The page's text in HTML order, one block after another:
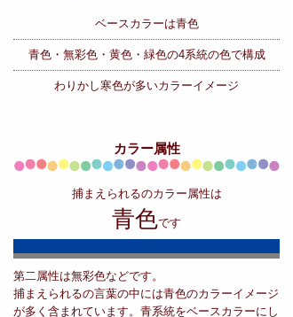
ベースカラーは青色
青色・無彩色・黄色・緑色の4系統の色で構成
わりかし寒色が多いカラーイメージ
カラー属性
捕まえられるのカラー属性は
青色です
第二属性は無彩色などです。
捕まえられるの言葉の中には青色のカラーイメージ
が多く含まれています。青系統をベースカラーにし